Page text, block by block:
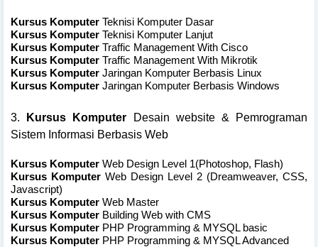
Kursus Komputer Teknisi Komputer Dasar
Kursus Komputer Teknisi Komputer Lanjut
Kursus Komputer Traffic Management With Cisco
Kursus Komputer Traffic Management With Mikrotik
Kursus Komputer Jaringan Komputer Berbasis Linux
Kursus Komputer Jaringan Komputer Berbasis Windows
3. Kursus Komputer Desain website & Pemrograman
Sistem Informasi Berbasis Web
Kursus Komputer Web Design Level 1(Photoshop, Flash)
Kursus Komputer Web Design Level 2 (Dreamweaver, CSS,
Javascript)
Kursus Komputer Web Master
Kursus Komputer Building Web with CMS
Kursus Komputer PHP Programming & MYSQL basic
Kursus Komputer PHP Programming & MYSQL Advanced